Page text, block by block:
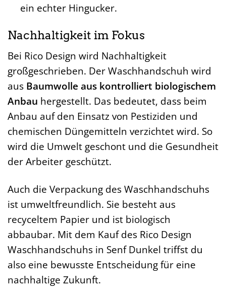
ein echter Hingucker.
Nachhaltigkeit im Fokus
Bei Rico Design wird Nachhaltigkeit
großgeschrieben. Der Waschhandschuh wird
aus Baumwolle aus kontrolliert biologischem
Anbau hergestellt. Das bedeutet, dass beim
Anbau auf den Einsatz von Pestiziden und
chemischen Düngemitteln verzichtet wird. So
wird die Umwelt geschont und die Gesundheit
der Arbeiter geschützt.
Auch die Verpackung des Waschhandschuhs
ist umweltfreundlich. Sie besteht aus
recyceltem Papier und ist biologisch
abbaubar. Mit dem Kauf des Rico Design
Waschhandschuhs in Senf Dunkel triffst du
also eine bewusste Entscheidung für eine
nachhaltige Zukunft.